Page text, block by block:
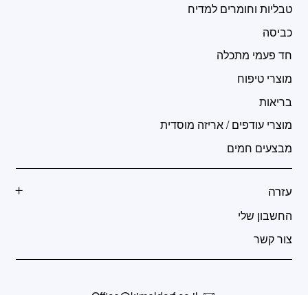
טבליות וחומרים למדיח
כביסה
חד פעמי מתכלה
מוצרי טיפוח
בריאות
מוצרי עודפים / אריזה מוסדית
מבצעים חמים
עזרה
החשבון שלי
צור קשר